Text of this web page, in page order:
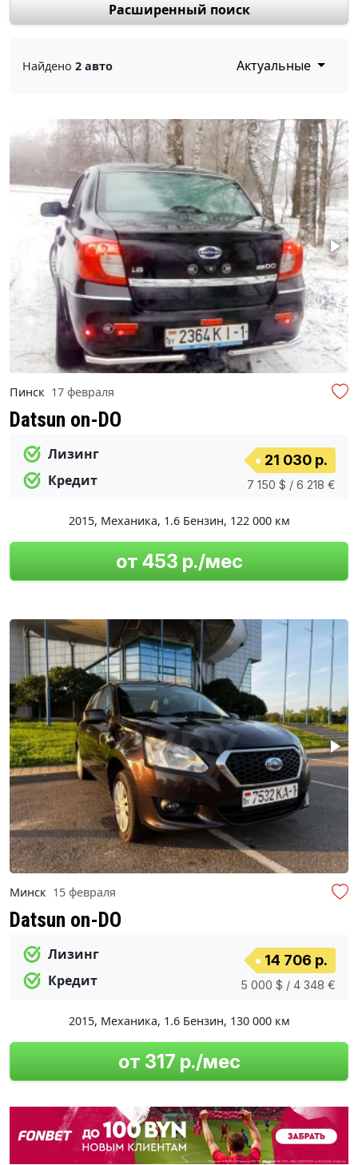
Расширенный поиск
Найдено 2 авто Актуальные
Пинск 17 февраля
Datsun on-DO
Лизинг
Кредит
21 030 р.
7 150 $ / 6 218 €
2015, Механика, 1.6 Бензин, 122 000 км
от 453 р./мес
Минск 15 февраля
Datsun on-DO
Лизинг
Кредит
14 706 р.
5 000 $ / 4 348 €
2015, Механика, 1.6 Бензин, 130 000 км
от 317 р./мес